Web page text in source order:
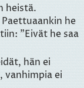
heistä.
he
"Eivät he saa
hän ei
vanhimpia ei